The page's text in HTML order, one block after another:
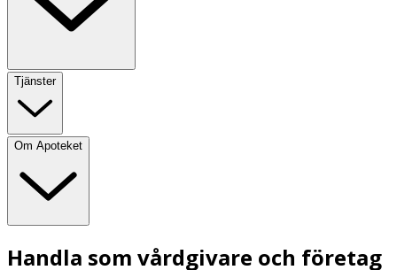
Tjänster
Om Apoteket
Handla som vårdgivare och företag